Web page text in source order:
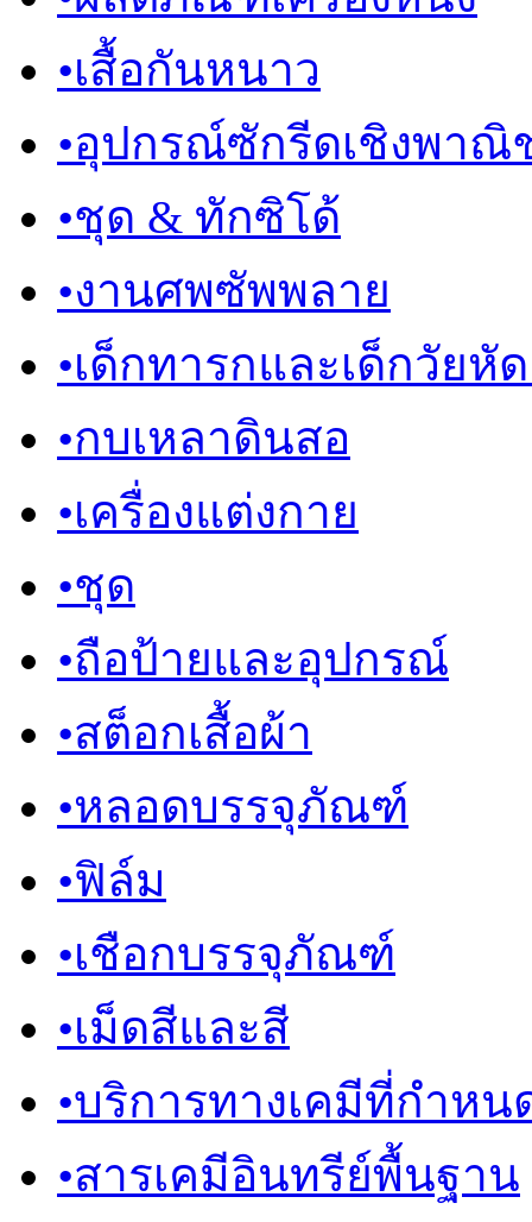
•เสื้อกันหนาว
•อุปกรณ์ซักรีดเชิงพาณิ
•ชุด & ทักซิโด้
•งานศพซัพพลาย
•เด็กทารกและเด็กวัยหั
•กบเหลาดินสอ
•เครื่องแต่งกาย
•ชุด
•ถือป้ายและอุปกรณ์
•สต็อกเสื้อผ้า
•หลอดบรรจุภัณฑ์
•ฟิล์ม
•เชือกบรรจุภัณฑ์
•เม็ดสีและสี
•บริการทางเคมีที่กำหน
•สารเคมีอินทรีย์พื้นฐาน